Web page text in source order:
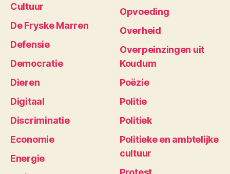
Cultuur
De Fryske Marren
Defensie
Democratie
Dieren
Digitaal
Discriminatie
Economie
Energie
Opvoeding
Overheid
Overpeinzingen uit
Koudum
Poëzie
Politie
Politiek
Politieke en ambtelijke
cultuur